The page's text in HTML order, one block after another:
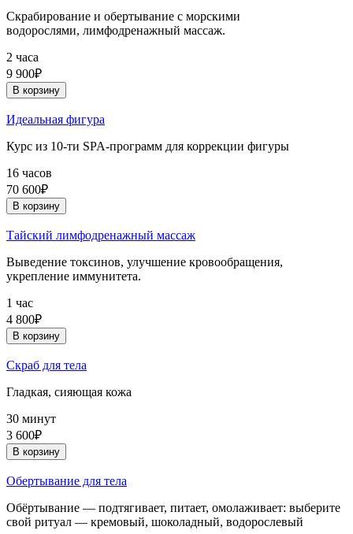
Скрабирование и обертывание с морскими
водорослями, лимфодренажный массаж.
2 часа
9 900₽
В корзину
Идеальная фигура
Курс из 10-ти SPA-программ для коррекции фигуры
16 часов
70 600₽
В корзину
Тайский лимфодренажный массаж
Выведение токсинов, улучшение кровообращения,
укрепление иммунитета.
1 час
4 800₽
В корзину
Скраб для тела
Гладкая, сияющая кожа
30 минут
3 600₽
В корзину
Обертывание для тела
Обёртывание — подтягивает, питает, омолаживает: выберите
свой ритуал — кремовый, шоколадный, водорослевый